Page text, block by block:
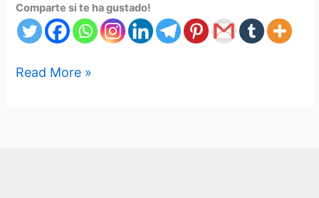
Comparte si te ha gustado!
Read More »